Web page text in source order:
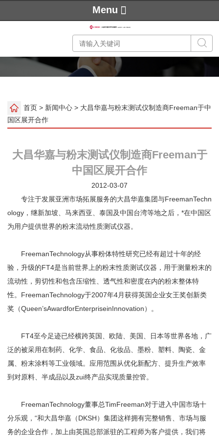
Menu
首页 > 新闻中心 > 大昌华嘉与粉末测试仪制造商Freeman于中
国区展开合作
大昌华嘉与粉末测试仪制造商Freeman于
中国区展开合作
2012-03-07
专注于发展亚洲市场拓展服务的大昌华嘉集团与FreemanTechn
ology，继新加坡、马来西亚、泰国及中国台湾等地之后，*在中国区
为用户提供世界的粉末流动性质测试仪器。
FreemanTechnology从事粉体特性研究已经有超过十年的经
验，升级的FT4是当前世界上的粉末性质测试仪器，用于测量粉末的
流动性，剪切性和包含压缩性、透气性和密度在内的粉末整体特
性。FreemanTechnology于2007年4月获得英国企业女王奖创新类
奖（Queen’sAwardforEnterpriseinInnovation）。
FT4至今足迹已经横跨英国、欧陆、美国、日本等世界各地，广
泛的被采用在制药、化学、食品、化妆品、墨粉、塑料、陶瓷、金
属、粉末涂料等工业领域。应用范围从优化新配方、提升生产效率
到对原料、半成品以及zui终产品实现质量控管。
FreemanTechnology董事总TimFreeman对于进入中国市场十
分乐观，“和大昌华嘉（DKSH）集团这样拥有完整销售、市场与服
务的企业合作，加上由英国总部派驻的工程师为客户提供，我们将